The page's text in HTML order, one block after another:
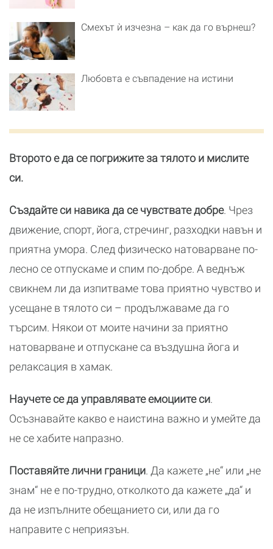
Смехът ѝ изчезна – как да го върнеш?
Любовта е съвпадение на истини
Второто е да се погрижите за тялото и мислите
си.
Създайте си навика да се чувствате добре. Чрез
движение, спорт, йога, стречинг, разходки навън и
приятна умора. След физическо натоварване по-
лесно се отпускаме и спим по-добре. А веднъж
свикнем ли да изпитваме това приятно чувство и
усещане в тялото си – продължаваме да го
търсим. Някои от моите начини за приятно
натоварване и отпускане са въздушна йога и
релаксация в хамак.
Научете се да управлявате емоциите си.
Осъзнавайте какво е наистина важно и умейте да
не се хабите напразно.
Поставяйте лични граници. Да кажете „не“ или „не
знам“ не е по-трудно, отколкото да кажете „да“ и
да не изпълните обещанието си, или да го
направите с неприязън.